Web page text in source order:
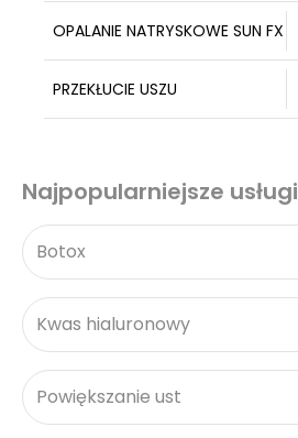
OPALANIE NATRYSKOWE SUN FX
PRZEKŁUCIE USZU
Najpopularniejsze usługi
Botox
Kwas hialuronowy
Powiększanie ust